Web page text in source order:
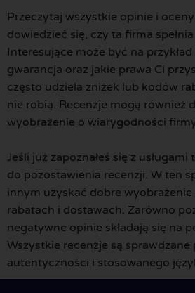
Przeczytaj wszystkie opinie i
dowiedzieć się, czy ta firma
Interesujące może być na
gwarancja oraz jakie prawa Ci
często udziela zniżek lub kodów
nie robią. Recenzje mogą również
wyobrażenie o wiarygodności
Jeśli już zapoznałeś się z
do pozostawienia recenzji. W ten
innym uzyskać dobre wyobrażenie
rabatach i dostawach. Zarówno
negatywne opinie składają się na
Wszystkie recenzje są sprawdzane
autentyczności i stosowanego